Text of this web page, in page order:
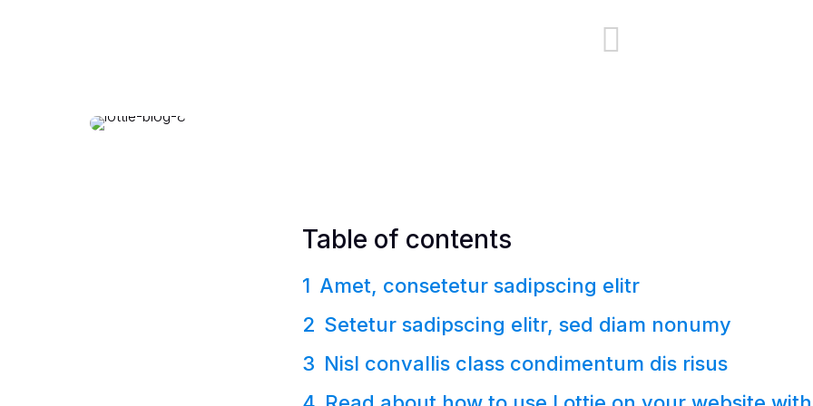
Table of contents
Amet, consetetur sadipscing elitr
Setetur sadipscing elitr, sed diam nonumy
Nisl convallis class condimentum dis risus